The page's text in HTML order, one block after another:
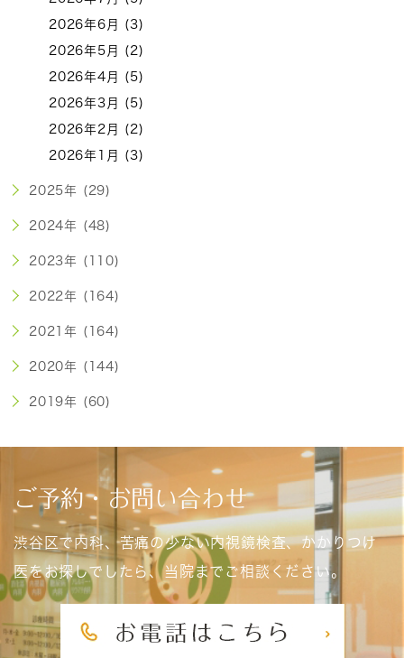
2026年6月 (3)
2026年5月 (2)
2026年4月 (5)
2026年3月 (5)
2026年2月 (2)
2026年1月 (3)
2025年 (29)
2024年 (48)
2023年 (110)
2022年 (164)
2021年 (164)
2020年 (144)
2019年 (60)
ご予約・お問い合わせ
渋谷区で内科、苦痛の少ない内視鏡検査、かかりつけ
医をお探しでしたら、当院までご相談ください。